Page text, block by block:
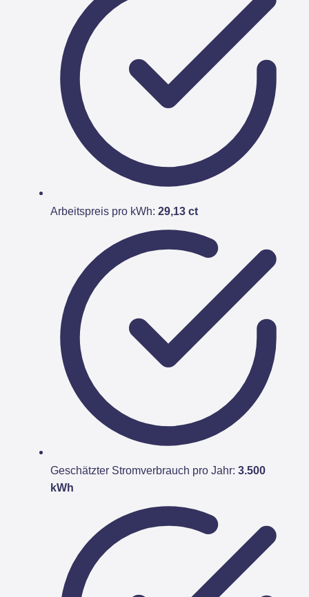
Arbeitspreis pro kWh: 29,13 ct
Geschätzter Stromverbrauch pro Jahr: 3.500
kWh